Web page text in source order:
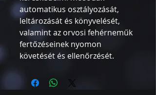
automatikus osztályozását,
leltározását és könyvelését,
valamint az orvosi fehérneműk
fertőzéseinek nyomon
követését és ellenőrzését.